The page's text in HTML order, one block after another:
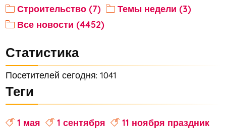
Строительство (7)
Темы недели (3)
Все новости (4452)
Статистика
Посетителей сегодня: 1041
Теги
1 мая 1 сентября
11 ноября праздник